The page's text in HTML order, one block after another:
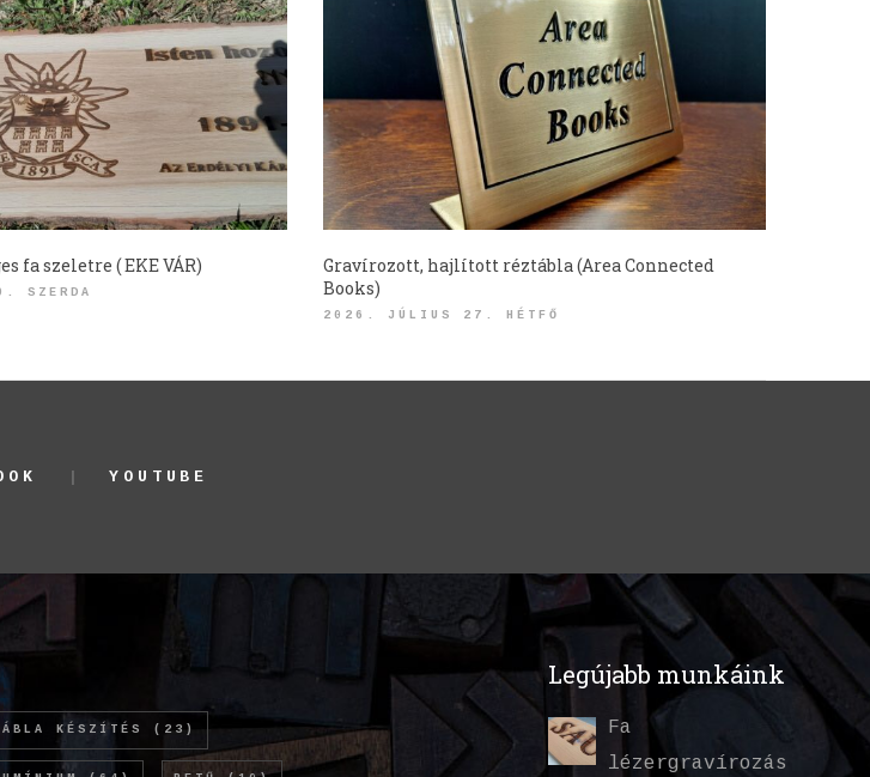
fa szeletre ( EKE VÁR)
SZERDA
Gravírozott, hajlított réztábla (Area Connected
Books)
2026. JÚLIUS 27. HÉTFŐ
YOUTUBE
KÉSZÍTÉS (23)
Legújabb munkáink
Fa
lézergravírozás